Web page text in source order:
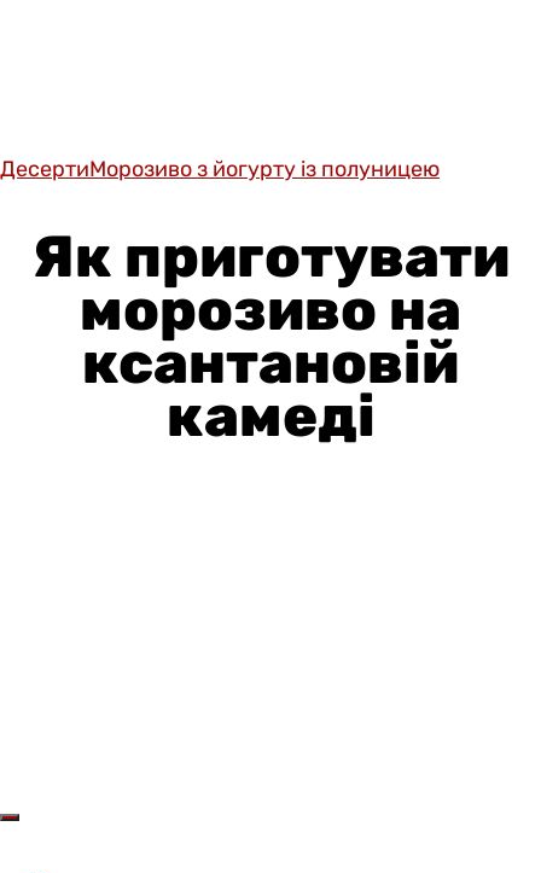
ДесертиМорозиво з йогурту із полуницею
Як приготувати
морозиво на
ксантановій
камеді